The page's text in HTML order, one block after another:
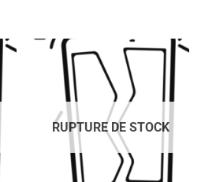
RUPTURE DE STOCK